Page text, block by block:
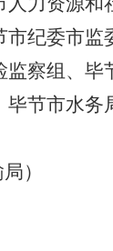
市纪委市监
监察组、毕
节市水务
）